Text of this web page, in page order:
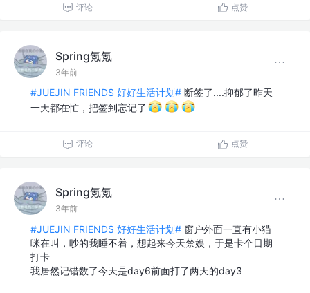
评论 点赞
Spring氪氪
3年前
#JUEJIN FRIENDS 好好生活计划# 断签了....抑郁了昨天
一天都在忙，把签到忘记了
评论 点赞
Spring氪氪
3年前
#JUEJIN FRIENDS 好好生活计划# 窗户外面一直有小猫
咪在叫，吵的我睡不着，想起来今天禁娱，于是卡个日期
打卡
我居然记错数了今天是day6前面打了两天的day3